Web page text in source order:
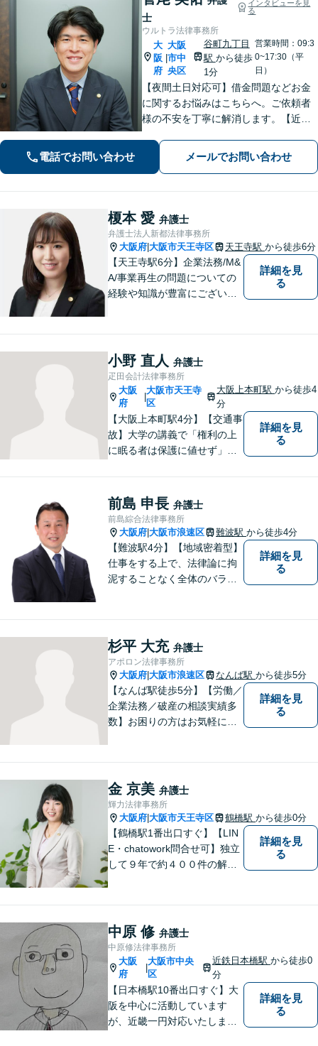
士
インタビューを見
る
ウルトラ法律事務所
大
阪
府
|
大阪
市中
央区
谷町九丁目
駅 から徒歩
1分
営業時間：09:3
0~17:30（平
日）
【夜間土日対応可】借金問題などお金
に関するお悩みはこちらへ。ご依頼者
様の不安を丁寧に解消します。【近鉄
電話でお問い合わせ メールでお問い合わせ
榎本 愛 弁護士
弁護士法人新都法律事務所
大阪府 大阪市天王寺区 天王寺駅 から徒歩6分
【天王寺駅6分】企業法務/M&
A/事業再生の問題についての
経験や知識が豊富にございま
ください。
詳細を見
る
小野 直人 弁護士
疋田会計法律事務所
大阪
府
大阪市天王寺
区
大阪上本町駅から徒歩4
分
【大阪上本町駅4分】【交通事
故】大学の講義で「権利の上
に眠る者は保護に値せず」と
使できずにいる方々の力にな
りたいと弁護士を志しまし
た。 これまで多様なご相談に
向き合ってきた経験を活か
し、丁寧かつ柔軟な対応を心
がけています。
詳細を見
る
前島 申長 弁護士
前島綜合法律事務所
大阪府 大阪市浪速区 難波駅 から徒歩4分
【難波駅4分】【地域密着型】
仕事をする上で、法律論に拘
泥することなく全体のバラン
クライアントの話を丁寧に聞
き、意思疎通を測った上で最
適な解決策を提示します。
詳細を見
る
杉平 大充 弁護士
アポロン法律事務所
大阪府 大阪市浪速区 なんば駅 から徒歩5分
【なんば駅徒歩5分】【労働／
企業法務／破産の相談実績多
数】お困りの方はお気軽にご
詳細を見
る
金 京美 弁護士
輝力法律事務所
大阪府 大阪市天王寺区 鶴橋駅 から徒歩0分
【鶴橋駅1番出口すぐ】【LIN
E・chatowork問合せ可】独立
して９年で約４００件の解決
さ」「人間力」「交渉力」を
駆使して依頼者様の笑顔を取
り戻すべく全力で取り組みま
す。
詳細を見
る
中原 修 弁護士
中原修法律事務所
大阪
府
|
大阪市中央
区
近鉄日本橋駅から徒歩0
分
【日本橋駅10番出口すぐ】大
阪を中心に活動しています
が、近畿一円対応いたしま
詳細を見
る